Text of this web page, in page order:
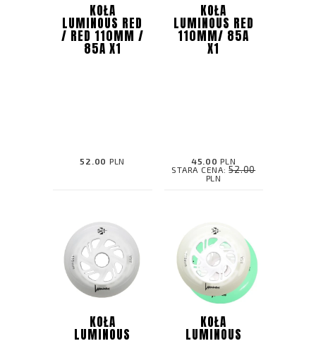
KOŁA
LUMINOUS RED
/ RED 110MM /
85A X1
52.00 PLN
KOŁA
LUMINOUS RED
110MM/ 85A
X1
45.00 PLN
STARA CENA:52.00
PLN
KOŁA
LUMINOUS
KOŁA
LUMINOUS